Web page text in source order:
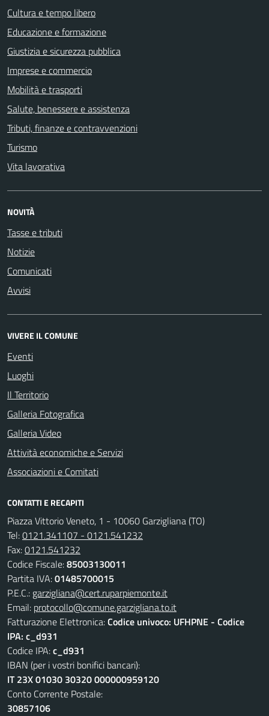
Cultura e tempo libero
Educazione e formazione
Giustizia e sicurezza pubblica
Imprese e commercio
Mobilità e trasporti
Salute, benessere e assistenza
Tributi, finanze e contravvenzioni
Turismo
Vita lavorativa
NOVITÀ
Tasse e tributi
Notizie
Comunicati
Avvisi
VIVERE IL COMUNE
Eventi
Luoghi
Il Territorio
Galleria Fotografica
Galleria Video
Attività economiche e Servizi
Associazioni e Comitati
CONTATTI E RECAPITI
Piazza Vittorio Veneto, 1 - 10060 Garzigliana (TO)
Tel:0121.341107 - 0121.541232
Fax:0121.541232
Codice Fiscale:85003130011
Partita IVA:01485700015
P.E.C.: garzigliana@cert.ruparpiemonte.it
Email: protocollo@comune.garzigliana.to.it
Fatturazione Elettronica:Codice univoco: UFHPNE - Codice
IPA: c_d931
Codice IPA:c_d931
IBAN (per i vostri bonifici bancari):
IT 23X 01030 30320 000000959120
Conto Corrente Postale:
30857106